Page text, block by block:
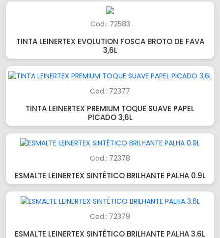
Cod.: 72583
TINTA LEINERTEX EVOLUTION FOSCA BROTO DE FAVA
3,6L
Cod.: 72377
TINTA LEINERTEX PREMIUM TOQUE SUAVE PAPEL
PICADO 3,6L
Cod.: 72378
ESMALTE LEINERTEX SINTÉTICO BRILHANTE PALHA 0.9L
Cod.: 72379
ESMALTE LEINERTEX SINTÉTICO BRILHANTE PALHA 3.6L